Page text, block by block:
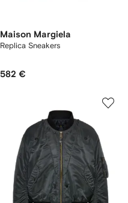
Maison Margiela
Replica Sneakers
582 €